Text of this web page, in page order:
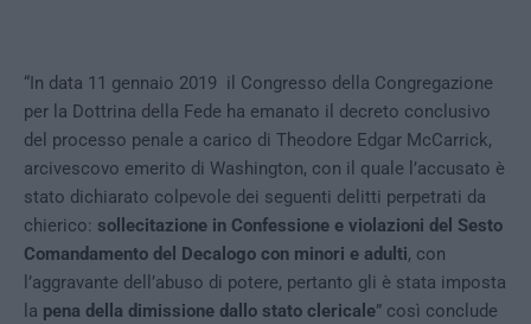
“In data 11 gennaio 2019 il Congresso della Congregazione
per la Dottrina della Fede ha emanato il decreto conclusivo
del processo penale a carico di Theodore Edgar McCarrick,
arcivescovo emerito di Washington, con il quale l’accusato è
stato dichiarato colpevole dei seguenti delitti perpetrati da
chierico: sollecitazione in Confessione e violazioni del Sesto
Comandamento del Decalogo con minori e adulti, con
l’aggravante dell’abuso di potere, pertanto gli è stata imposta
la pena della dimissione dallo stato clericale” così conclude